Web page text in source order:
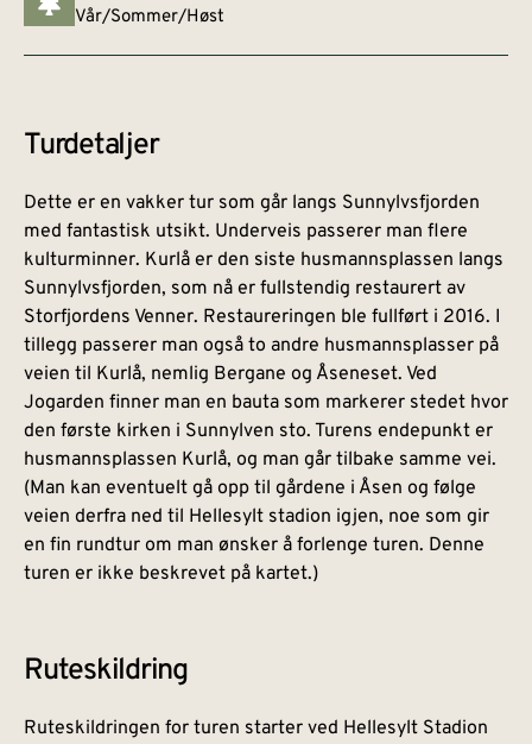
Vår/Sommer/Høst
Turdetaljer
Dette er en vakker tur som går langs Sunnylvsfjorden
med fantastisk utsikt. Underveis passerer man flere
kulturminner. Kurlå er den siste husmannsplassen langs
Sunnylvsfjorden, som nå er fullstendig restaurert av
Storfjordens Venner. Restaureringen ble fullført i 2016. I
tillegg passerer man også to andre husmannsplasser på
veien til Kurlå, nemlig Bergane og Åseneset. Ved
Jogarden finner man en bauta som markerer stedet hvor
den første kirken i Sunnylven sto. Turens endepunkt er
husmannsplassen Kurlå, og man går tilbake samme vei.
(Man kan eventuelt gå opp til gårdene i Åsen og følge
veien derfra ned til Hellesylt stadion igjen, noe som gir
en fin rundtur om man ønsker å forlenge turen. Denne
turen er ikke beskrevet på kartet.)
Ruteskildring
Ruteskildringen for turen starter ved Hellesylt Stadion